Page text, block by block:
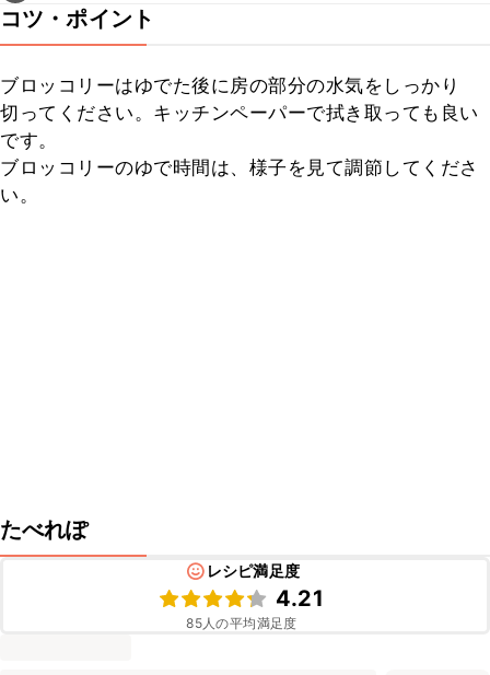
コツ・ポイント
ブロッコリーはゆでた後に房の部分の水気をしっかり
切ってください。キッチンペーパーで拭き取っても良い
です。
ブロッコリーのゆで時間は、様子を見て調節してくださ
い。
たべれぽ
レシピ満足度
4.21
85人の平均満足度